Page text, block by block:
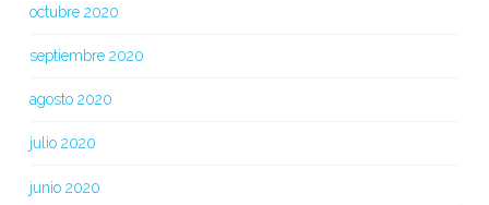
octubre 2020
septiembre 2020
agosto 2020
julio 2020
junio 2020